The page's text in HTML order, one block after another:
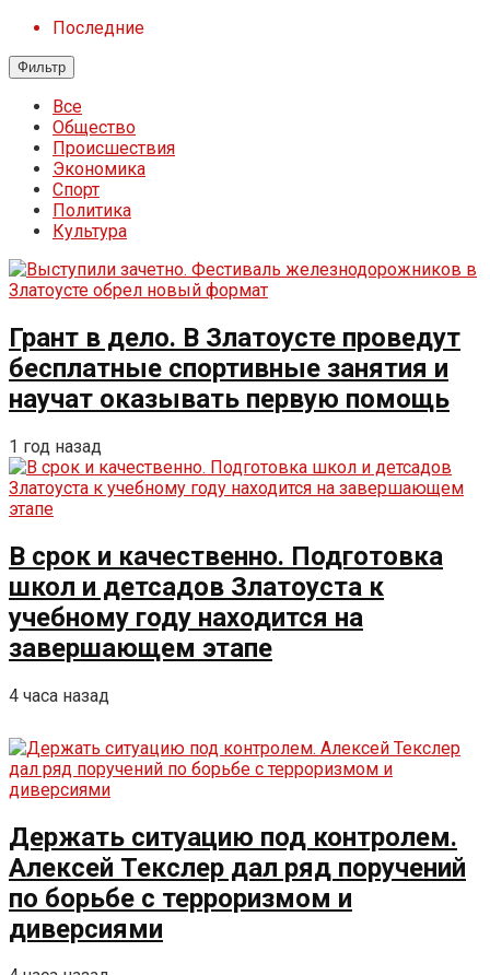
Последние
Фильтр
Все
Общество
Происшествия
Экономика
Спорт
Политика
Культура
Грант в дело. В Златоусте проведут
бесплатные спортивные занятия и
научат оказывать первую помощь
1 год назад
В срок и качественно. Подготовка
школ и детсадов Златоуста к
учебному году находится на
завершающем этапе
4 часа назад
Держать ситуацию под контролем.
Алексей Текслер дал ряд поручений
по борьбе с терроризмом и
диверсиями